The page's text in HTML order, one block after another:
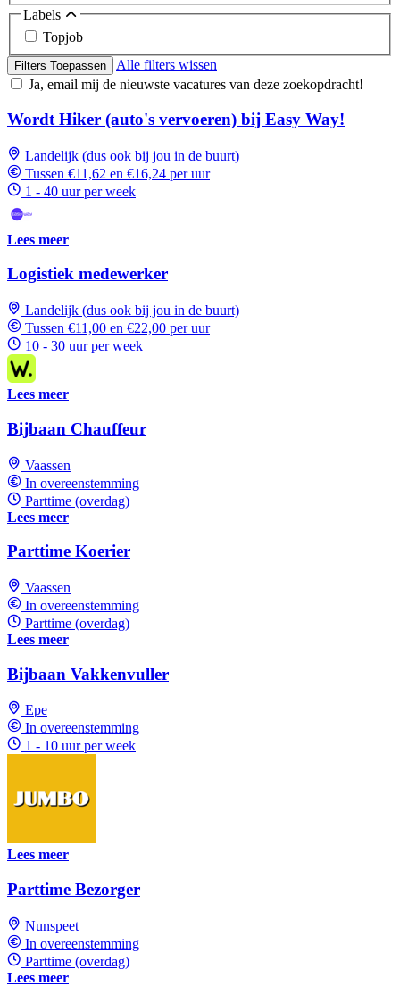
Labels
Topjob
Filters Toepassen
Alle filters wissen
Ja, email mij de nieuwste vacatures van deze zoekopdracht!
Wordt Hiker (auto's vervoeren) bij Easy Way!
Landelijk (dus ook bij jou in de buurt)
Tussen €11,62 en €16,24 per uur
1 - 40 uur per week
Lees meer
Logistiek medewerker
Landelijk (dus ook bij jou in de buurt)
Tussen €11,00 en €22,00 per uur
10 - 30 uur per week
Lees meer
Bijbaan Chauffeur
Vaassen
In overeenstemming
Parttime (overdag)
Lees meer
Parttime Koerier
Vaassen
In overeenstemming
Parttime (overdag)
Lees meer
Bijbaan Vakkenvuller
Epe
In overeenstemming
1 - 10 uur per week
Lees meer
Parttime Bezorger
Nunspeet
In overeenstemming
Parttime (overdag)
Lees meer